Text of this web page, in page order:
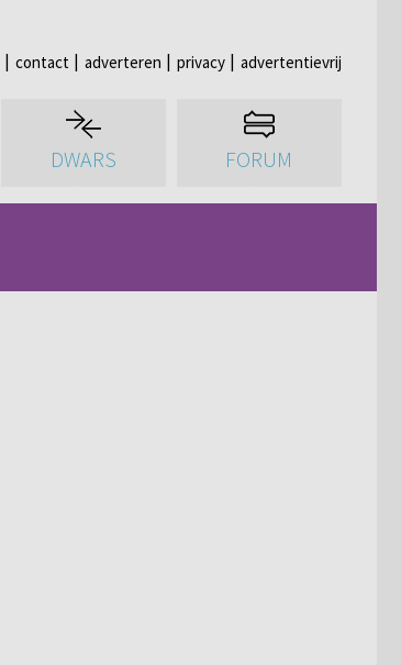
contact adverteren privacy advertentievrij
DWARS FORUM